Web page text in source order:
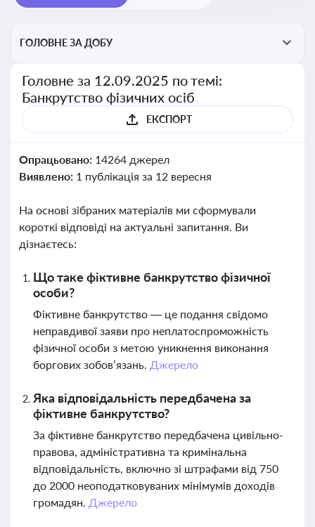
ГОЛОВНЕ ЗА ДОБУ
Головне за 12.09.2025 по темі:
Банкрутство фізичних осіб
ЕКСПОРТ
Опрацьовано: 14264 джерел
Виявлено: 1 публікація за 12 вересня
На основі зібраних матеріалів ми сформували
короткі відповіді на актуальні запитання. Ви
дізнаєтесь:
Що таке фіктивне банкрутство фізичної
особи?
Фіктивне банкрутство — це подання свідомо
неправдивої заяви про неплатоспроможність
фізичної особи з метою уникнення виконання
боргових зобов’язань. Джерело
Яка відповідальність передбачена за
фіктивне банкрутство?
За фіктивне банкрутство передбачена цивільно-
правова, адміністративна та кримінальна
відповідальність, включно зі штрафами від 750
до 2000 неоподатковуваних мінімумів доходів
громадян. Джерело